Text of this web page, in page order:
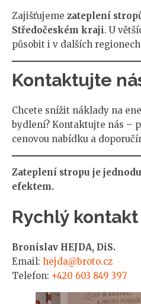
Zajišťujeme zateplení
Středočeském kraji. U
působit i v dalších
Kontaktujte
Chcete snížit náklady na
bydlení? Kontaktujte nás –
cenovou nabídku a
Zateplení stropu je
efektem.
Rychlý kontakt
Bronislav HEJDA, DiS.
Email: hejda@broto.cz
Telefon: +420 603 849 397